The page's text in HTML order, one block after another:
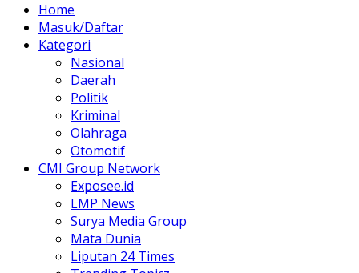
Home
Masuk/Daftar
Kategori
Nasional
Daerah
Politik
Kriminal
Olahraga
Otomotif
CMI Group Network
Exposee.id
LMP News
Surya Media Group
Mata Dunia
Liputan 24 Times